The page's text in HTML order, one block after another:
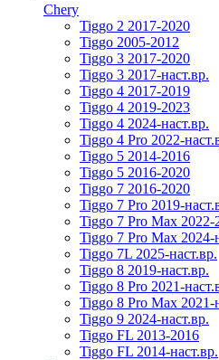
Chery
Tiggo 2 2017-2020
Tiggo 2005-2012
Tiggo 3 2017-2020
Tiggo 3 2017-наст.вр.
Tiggo 4 2017-2019
Tiggo 4 2019-2023
Tiggo 4 2024-наст.вр.
Tiggo 4 Pro 2022-
Tiggo 5 2014-2016
Tiggo 5 2016-2020
Tiggo 7 2016-2020
Tiggo 7 Pro 2019-
Tiggo 7 Pro Max 2022-
Tiggo 7 Pro Max 2024-
Tiggo 7L 2025-наст.вр.
Tiggo 8 2019-наст.вр.
Tiggo 8 Pro 2021-
Tiggo 8 Pro Max 2021-
Tiggo 9 2024-наст.вр.
Tiggo FL 2013-2016
Tiggo FL 2014-наст.вр.